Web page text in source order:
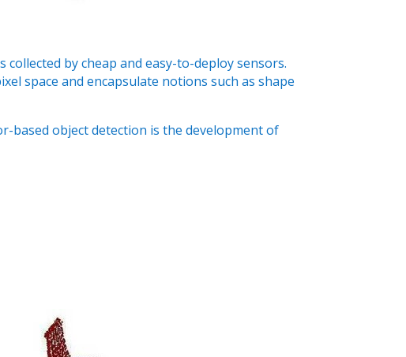
by cheap and easy-to-deploy sensors.
space and encapsulate notions such as shape
based object detection is the development of